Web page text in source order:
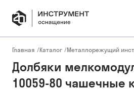
Главная /Каталог /Металлорежущий
Долбяки
10059-80 чашечные